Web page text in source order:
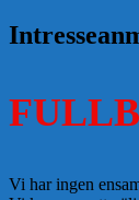
Vi har ingen